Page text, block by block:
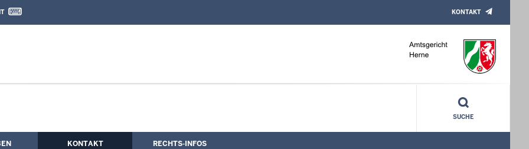
Kontaktformular
KONTAKT
SUCHE
KONTAKT RECHTS-INFOS